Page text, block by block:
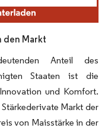
den Markt
Anteil des
Staaten ist die
und Komfort.
Markt der
von Maisstärke in der